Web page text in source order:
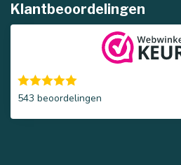
Klantbeoordelingen
543 beoordelingen